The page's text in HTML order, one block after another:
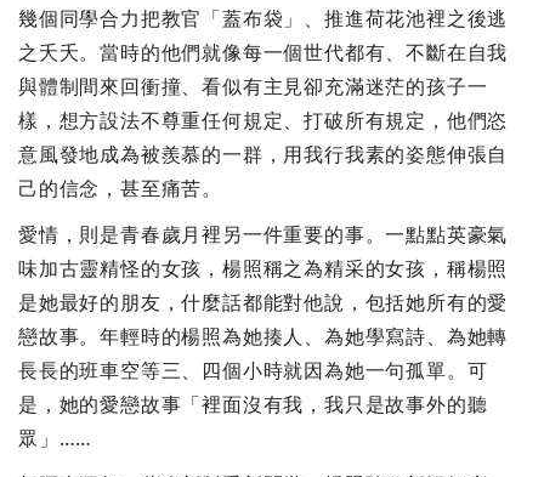
幾個同學合力把教官「蓋布袋」、推進荷花池裡之後逃
之夭夭。當時的他們就像每一個世代都有、不斷在自我
與體制間來回衝撞、看似有主見卻充滿迷茫的孩子一
樣，想方設法不尊重任何規定、打破所有規定，他們恣
意風發地成為被羨慕的一群，用我行我素的姿態伸張自
己的信念，甚至痛苦。
愛情，則是青春歲月裡另一件重要的事。一點點英豪氣
味加古靈精怪的女孩，楊照稱之為精采的女孩，稱楊照
是她最好的朋友，什麼話都能對他說，包括她所有的愛
戀故事。年輕時的楊照為她揍人、為她學寫詩、為她轉
長長的班車空等三、四個小時就因為她一句孤單。可
是，她的愛戀故事「裡面沒有我，我只是故事外的聽
眾」……